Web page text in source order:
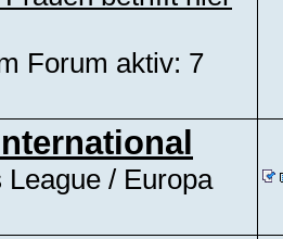
Forum aktiv: 7
/ Europa